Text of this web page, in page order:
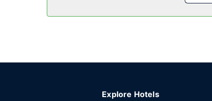
Explore Hotels